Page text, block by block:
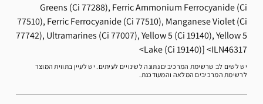
Greens (Ci 77288), Ferric Ammonium Ferrocyanide (Ci
77510), Ferric Ferrocyanide (Ci 77510), Manganese Violet (Ci
77742), Ultramarines (Ci 77007), Yellow 5 (Ci 19140), Yellow 5
Lake (Ci 19140)]
ILN46317
יש לשים לב שרשימת המרכיבים נתונה לשינויים לעיתים. יש לעיין בתווית המוצר
לרשימת המרכיבים המלאה והמעודכנת.